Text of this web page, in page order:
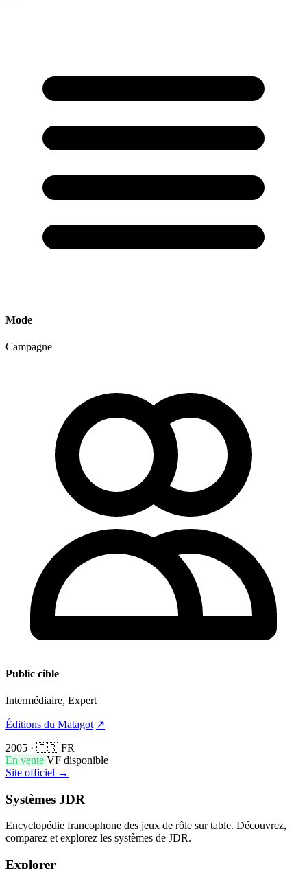
Mode
Campagne
Public cible
Intermédiaire, Expert
Éditions du Matagot ↗
2005 · 🇫🇷 FR
En vente VF disponible
Site officiel →
Systèmes JDR
Encyclopédie francophone des jeux de rôle sur table. Découvrez,
comparez et explorez les systèmes de JDR.
Explorer